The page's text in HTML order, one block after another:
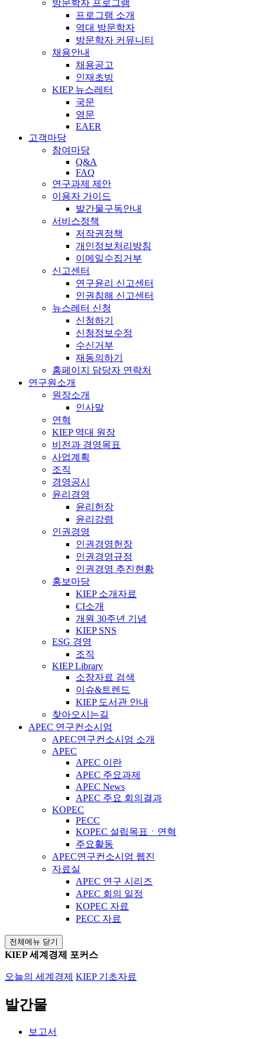
방문학자 프로그램
프로그램 소개
역대 방문학자
방문학자 커뮤니티
채용안내
채용공고
인재초빙
KIEP 뉴스레터
국문
영문
EAER
고객마당
참여마당
Q&A
FAQ
연구과제 제안
이용자 가이드
발간물구독안내
서비스정책
저작권정책
개인정보처리방침
이메일수집거부
신고센터
연구윤리 신고센터
인권침해 신고센터
뉴스레터 신청
신청하기
신청정보수정
수신거부
재동의하기
홈페이지 담당자 연락처
연구원소개
원장소개
인사말
연혁
KIEP 역대 원장
비전과 경영목표
사업계획
조직
경영공시
윤리경영
윤리헌장
윤리강령
인권경영
인권경영헌장
인권경영규정
인권경영 추진현황
홍보마당
KIEP 소개자료
CI소개
개원 30주년 기념
KIEP SNS
ESG 경영
조직
KIEP Library
소장자료 검색
이슈&트렌드
KIEP 도서관 안내
찾아오시는길
APEC 연구컨소시엄
APEC연구컨소시엄 소개
APEC
APEC 이란
APEC 주요과제
APEC News
APEC 주요 회의결과
KOPEC
PECC
KOPEC 설립목표ㆍ연혁
주요활동
APEC연구컨소시엄 웹진
자료실
APEC 연구 시리즈
APEC 회의 일정
KOPEC 자료
PECC 자료
전체메뉴 닫기
KIEP 세계경제 포커스
오늘의 세계경제 KIEP 기초자료
발간물
보고서